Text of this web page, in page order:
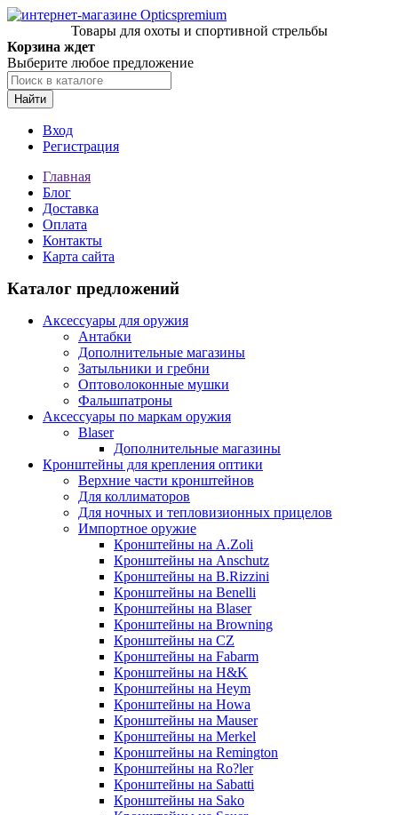
Товары для охоты и спортивной стрельбы
Корзина ждет
Выберите любое предложение
Найти
Вход
Регистрация
Главная
Блог
Доставка
Оплата
Контакты
Карта сайта
Каталог предложений
Аксессуары для оружия
Антабки
Дополнительные магазины
Затыльники и гребни
Оптоволоконные мушки
Фальшпатроны
Аксессуары по маркам оружия
Blaser
Дополнительные магазины
Кронштейны для крепления оптики
Верхние части кронштейнов
Для коллиматоров
Для ночных и тепловизионных прицелов
Импортное оружие
Кронштейны на A.Zoli
Кронштейны на Anschutz
Кронштейны на B.Rizzini
Кронштейны на Benelli
Кронштейны на Blaser
Кронштейны на Browning
Кронштейны на CZ
Кронштейны на Fabarm
Кронштейны на H&K
Кронштейны на Heym
Кронштейны на Howa
Кронштейны на Mauser
Кронштейны на Merkel
Кронштейны на Remington
Кронштейны на Ro?ler
Кронштейны на Sabatti
Кронштейны на Sako